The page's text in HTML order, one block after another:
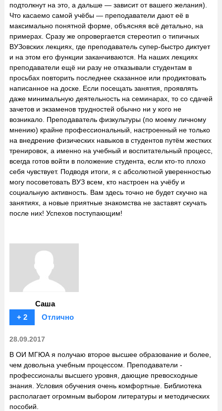
подтолкнут на это, а дальше — зависит от вашего желания).
Что касаемо самой учёбы — преподаватели дают её в
максимально понятной форме, объясняя всё детально, на
примерах. Сразу же опровергается стереотип о типичных
ВУЗовских лекциях, где преподаватель супер-быстро диктует
и на этом его функции заканчиваются. На наших лекциях
преподаватели ещё ни разу не отказывали студентам в
просьбах повторить последнее сказанное или продиктовать
написанное на доске. Если посещать занятия, проявлять
даже минимальную деятельность на семинарах, то со сдачей
зачетов и экзаменов трудностей обычно ни у кого не
возникало. Преподаватель физкультуры (по моему личному
мнению) крайне профессиональный, настроенный не только
на внедрение физических навыков в студентов путём жестких
тренировок, а именно на учебный и воспитательный процесс,
всегда готов войти в положение студента, если кто-то плохо
себя чувствует. Подводя итоги, я с абсолютной уверенностью
могу посоветовать ВУЗ всем, кто настроен на учёбу и
социальную активность. Вам здесь точно не будет скучно на
занятиях, а новые приятные знакомства не заставят скучать
после них! Успехов поступающим!
Саша
+ 2
Отлично
28.09.2017
В ОИ МГЮА я получаю второе высшее образование и более,
чем довольна учебным процессом. Преподаватели -
профессионалы высшего уровня, дающие превосходные
знания. Условия обучения очень комфортные. Библиотека
располагает огромным выбором литературы и методических
пособий.